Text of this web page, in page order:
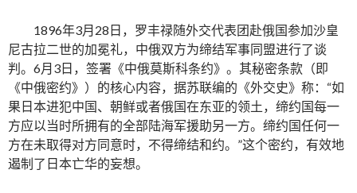
1896年3月28日，罗丰禄随外交代表团赴俄国参加沙皇
尼古拉二世的加冕礼，中俄双方为缔结军事同盟进行了谈
判。6月3日，签署《中俄莫斯科条约》。其秘密条款（即
《中俄密约》）的核心内容，据苏联编的《外交史》称：“如
果日本进犯中国、朝鲜或者俄国在东亚的领土，缔约国每一
方应以当时所拥有的全部陆海军援助另一方。缔约国任何一
方在未取得对方同意时，不得缔结和约。”这个密约，有效地
遏制了日本亡华的妄想。